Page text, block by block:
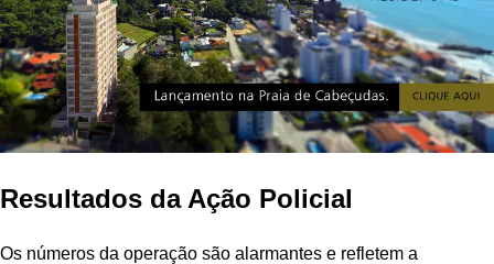
Resultados da Ação Policial
Os números da operação são alarmantes e refletem a